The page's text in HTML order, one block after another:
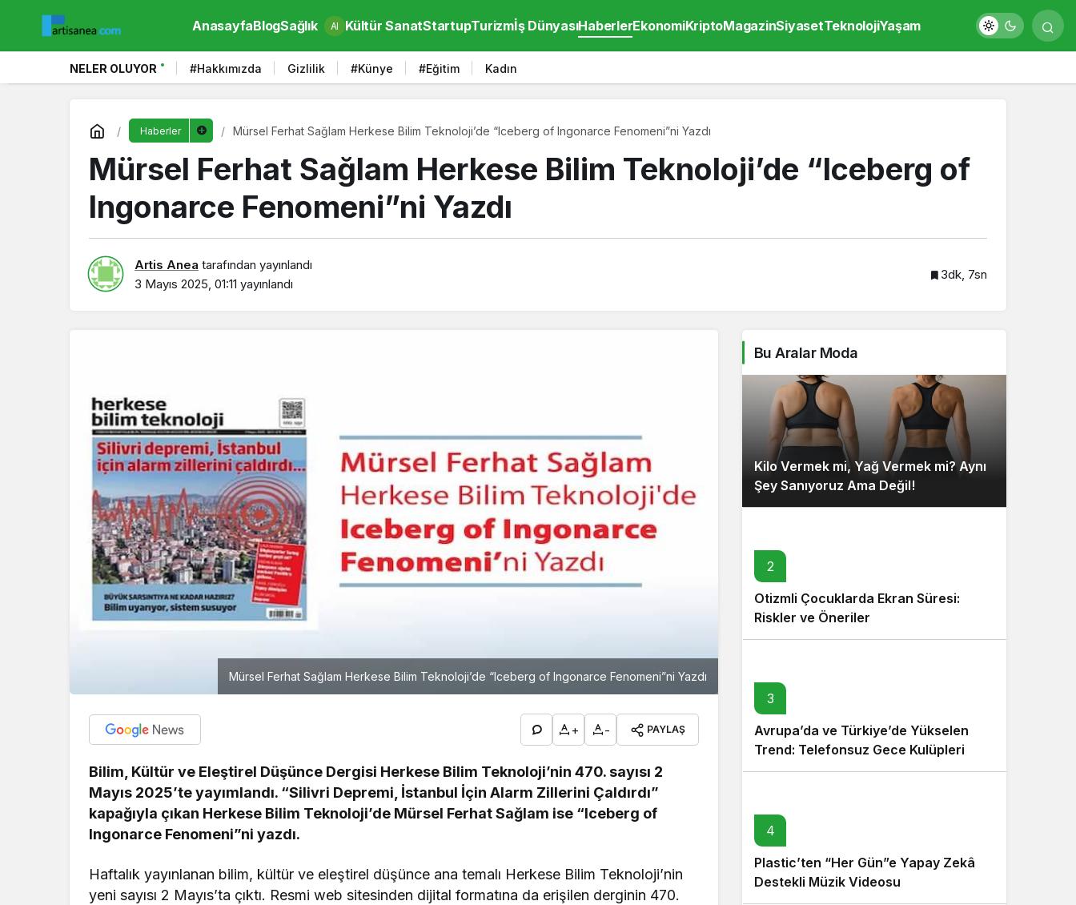
AnasayfaBlogSağlık AI Kültür SanatStartupTurizmİş DünyasıHaberlerEkonomiKriptoMagazinSiyasetTeknolojiYaşam
NELER OLUYOR #Hakkımızda Gizlilik #Künye #Eğitim Kadın
Haberler Mürsel Ferhat Sağlam Herkese Bilim Teknoloji’de “Iceberg of Ingonarce Fenomeni”ni Yazdı
Mürsel Ferhat Sağlam Herkese Bilim Teknoloji’de “Iceberg of
Ingonarce Fenomeni”ni Yazdı
Artis Anea tarafından yayınlandı
3 Mayıs 2025, 01:11 yayınlandı
3dk, 7sn
Mürsel Ferhat Sağlam Herkese Bilim Teknoloji’de “Iceberg of Ingonarce Fenomeni”ni Yazdı
+ - PAYLAŞ
Bilim, Kültür ve Eleştirel Düşünce Dergisi Herkese Bilim Teknoloji’nin 470. sayısı 2
Mayıs 2025’te yayımlandı. “Silivri Depremi, İstanbul İçin Alarm Zillerini Çaldırdı”
kapağıyla çıkan Herkese Bilim Teknoloji’de Mürsel Ferhat Sağlam ise “Iceberg of
Ingonarce Fenomeni”ni yazdı.
Haftalık yayınlanan bilim, kültür ve eleştirel düşünce ana temalı Herkese Bilim Teknoloji’nin
yeni sayısı 2 Mayıs’ta çıktı. Resmi web sitesinden dijital formatına da erişilen derginin 470.
Bu Aralar Moda
Kilo Vermek mi, Yağ Vermek mi? Aynı
Şey Sanıyoruz Ama Değil!
2
Otizmli Çocuklarda Ekran Süresi:
Riskler ve Öneriler
3
Avrupa’da ve Türkiye’de Yükselen
Trend: Telefonsuz Gece Kulüpleri
4
Plastic’ten “Her Gün”e Yapay Zekâ
Destekli Müzik Videosu